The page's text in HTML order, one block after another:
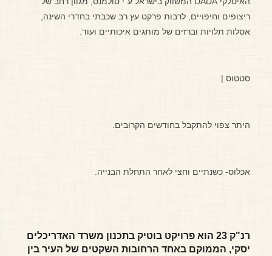
ריצופים וחיפויים, לרבות פרקט עץ רב שכבתי בחדרי השינה,
אסלות תלויות וברזים של מותגים איכותיים ועוד.
סטטוס |
היתר צפוי להתקבל בחודשים הקרובים.
אכלוס- כשנתיים וחצי לאחר התחלת הבנייה.
רנ"ק 23 הוא פרויקט בוטיק בתכנון משרד האדריכלים
יסקי, הממוקם באחד הרחובות השקטים של העיר בין